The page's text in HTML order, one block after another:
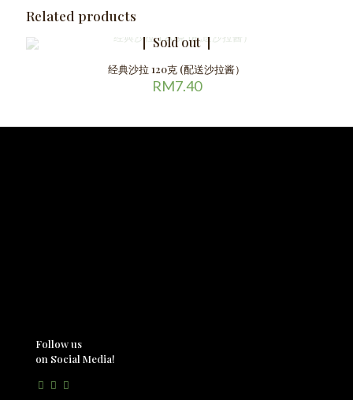
Related products
Sold out
经典沙拉 120克 (配送沙拉酱）
RM7.40
Follow us
on Social Media!